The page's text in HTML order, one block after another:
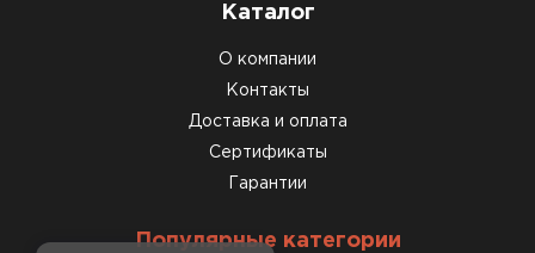
Каталог
О компании
Контакты
Доставка и оплата
Сертификаты
Гарантии
Популярные категории